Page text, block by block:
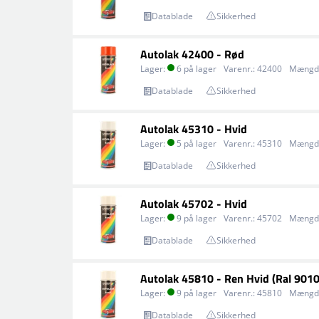
Datablade
Sikkerhed
Autolak 42400 - Rød
Lager: 6 på lager Varenr.: 42400
Datablade
Sikkerhed
Autolak 45310 - Hvid
Lager: 5 på lager Varenr.: 45310
Datablade
Sikkerhed
Autolak 45702 - Hvid
Lager: 9 på lager Varenr.: 45702
Datablade
Sikkerhed
Autolak 45810 - Ren Hvid (Ral
Lager: 9 på lager Varenr.: 45810
Datablade
Sikkerhed